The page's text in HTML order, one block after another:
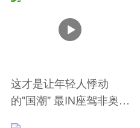
这才是让年轻人悸动
的"国潮" 最IN座驾非奥迪